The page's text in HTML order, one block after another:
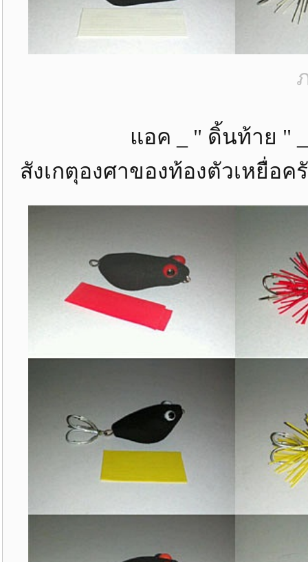
แอค _ " ดิ้นท้าย " _ " ดิ้
สังเกตุองศาของท้องตัวเหยื่อค